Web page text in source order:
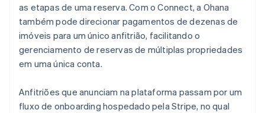
as etapas de uma reserva. Com o Connect, a Ohana
também pode direcionar pagamentos de dezenas de
imóveis para um único anfitrião, facilitando o
gerenciamento de reservas de múltiplas propriedades
em uma única conta.
Anfitriões que anunciam na plataforma passam por um
fluxo de onboarding hospedado pela Stripe, no qual